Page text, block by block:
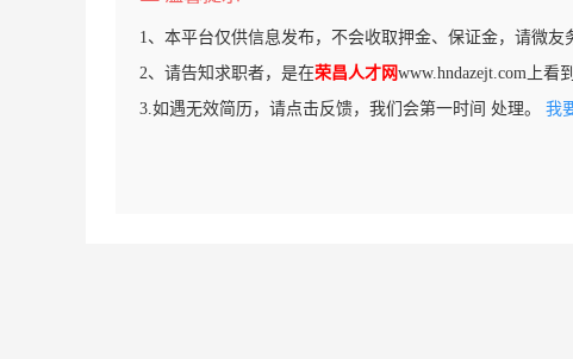
1、本平台仅供信息发布，不会收取押金、保证金，请微友
2、请告知求职者，是在荣昌人才网www.hndazejt.com上看
3.如遇无效简历，请点击反馈，我们会第一时间 处理。 我